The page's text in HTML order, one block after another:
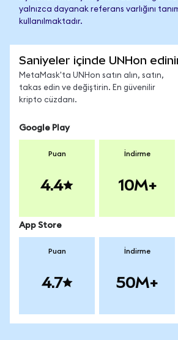
yalnızca dayanak referans varlığını
kullanılmaktadır.
Saniyeler içinde UNHon
MetaMask'ta UNHon satın alın, satın,
takas edin ve değiştirin. En güvenilir
kripto cüzdanı.
Google Play
Puan
4.4
İndirme
10M+
App Store
Puan
4.7
İndirme
50M+